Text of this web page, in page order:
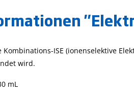
ISE (ionenselektive
wird.
mL